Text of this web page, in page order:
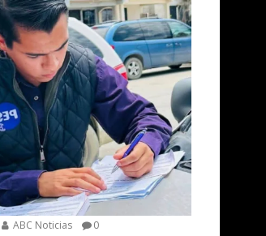
ABC Noticias 0